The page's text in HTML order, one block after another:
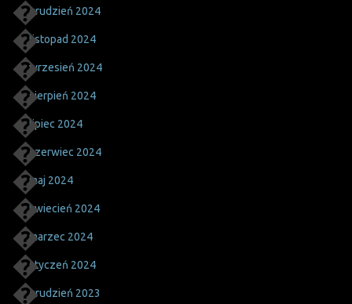
grudzień 2024
listopad 2024
wrzesień 2024
sierpień 2024
lipiec 2024
czerwiec 2024
maj 2024
kwiecień 2024
marzec 2024
styczeń 2024
grudzień 2023